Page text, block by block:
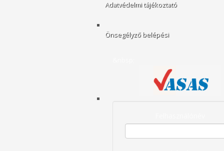
Adatvédelmi tájékoztató
Önsegélyző belépési